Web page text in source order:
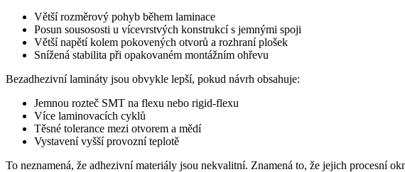
Větší rozměrový pohyb během laminace
Posun sousososti u vícevrstvých konstrukcí s jemnými spoji
Větší napětí kolem pokovených otvorů a rozhraní plošek
Snížená stabilita při opakovaném montážním ohřevu
Bezadhezivní lamináty jsou obvykle lepší, pokud návrh obsahuje:
Jemnou rozteč SMT na flexu nebo rigid-flexu
Více laminovacích cyklů
Těsné tolerance mezi otvorem a mědí
Vystavení vyšší provozní teplotě
To neznamená, že adhezivní materiály jsou nekvalitní. Znamená to, že jejich procesní